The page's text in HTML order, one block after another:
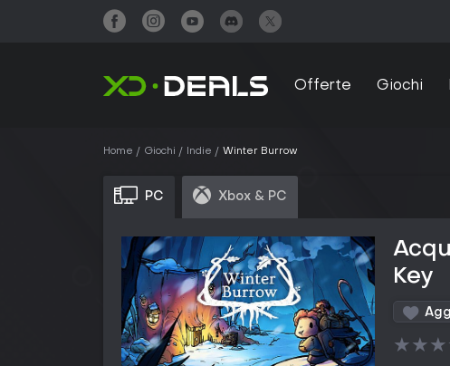
Offerte Giochi
Home Giochi Indie Winter Burrow
PC Xbox & PC
Key
★★★